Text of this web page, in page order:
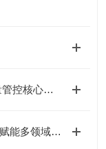
拉力机选型与应用全解析 适配多行业质量管控核心需求
泰昌仪器拉力机：筑牢无纺布品质防线，赋能多领域安全应用